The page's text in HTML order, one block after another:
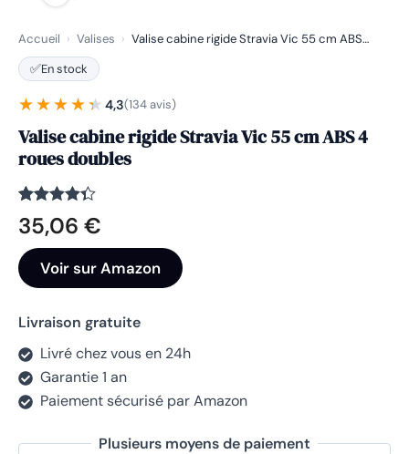
Accueil › Valises › Valise cabine rigide Stravia Vic 55 cm ABS…
✅En stock
★★★★★
★★★★★ 4,3(134 avis)
Valise cabine rigide Stravia Vic 55 cm ABS 4
roues doubles
Noté
4.3
sur 5
134
notations
client
35,06 €
Voir sur Amazon
Livraison gratuite
Livré chez vous en 24h
Garantie 1 an
Paiement sécurisé par Amazon
Plusieurs moyens de paiement